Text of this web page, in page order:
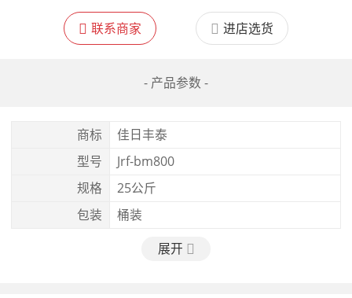
联系商家 进店选货
- 产品参数 -
商标
佳日丰泰
型号
Jrf-bm800
规格
25公斤
包装
桶装
展开